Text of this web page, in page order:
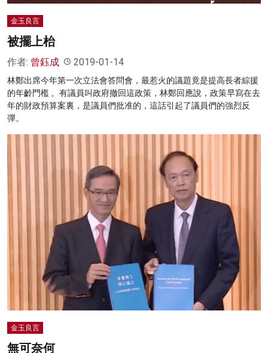
金玉良言
被擺上枱
作者: 曾鈺成 2019-01-14
林鄭出席今年第一次立法會答問會，最惹火的議題竟是提高長者綜援
的年齡門檻 。有議員叫政府撤回這政策，林鄭回應說，政策早寫在去
年的財政預算案裏，是議員們批准的，這話引起了議員們的強烈反
彈。
金玉良言
無可奈何